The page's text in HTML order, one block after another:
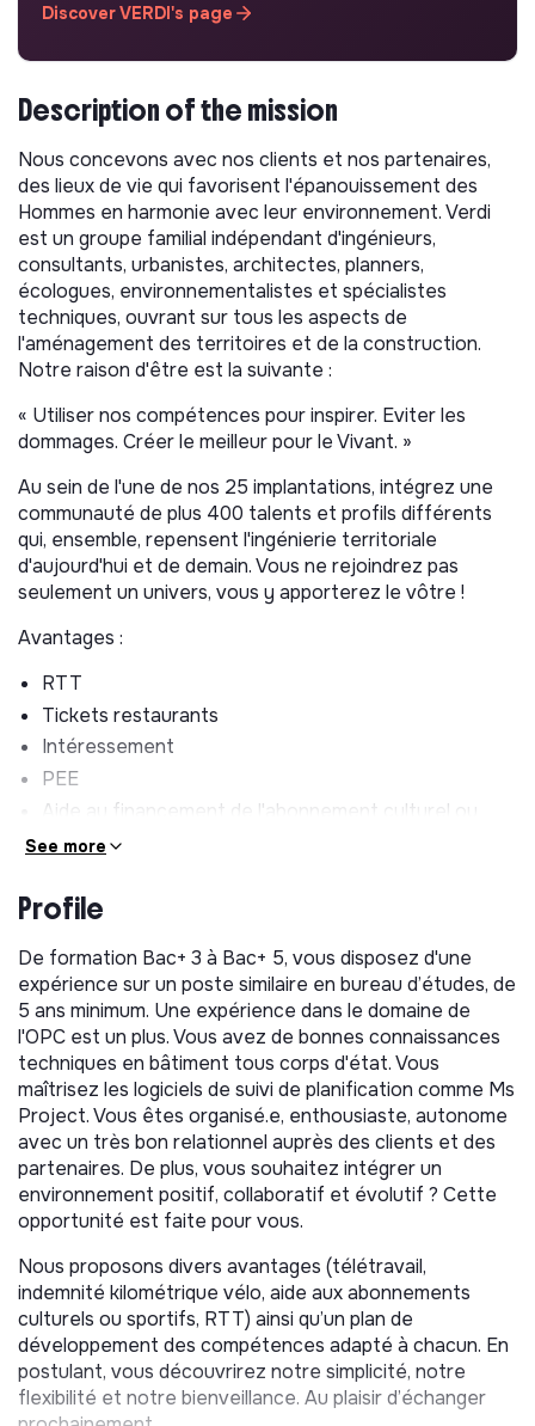
Discover VERDI's page
Description of the mission
Nous concevons avec nos clients et nos partenaires,
des lieux de vie qui favorisent l'épanouissement des
Hommes en harmonie avec leur environnement. Verdi
est un groupe familial indépendant d'ingénieurs,
consultants, urbanistes, architectes, planners,
écologues, environnementalistes et spécialistes
techniques, ouvrant sur tous les aspects de
l'aménagement des territoires et de la construction.
Notre raison d'être est la suivante :
« Utiliser nos compétences pour inspirer. Eviter les
dommages. Créer le meilleur pour le Vivant. »
Au sein de l'une de nos 25 implantations, intégrez une
communauté de plus 400 talents et profils différents
qui, ensemble, repensent l'ingénierie territoriale
d'aujourd'hui et de demain. Vous ne rejoindrez pas
seulement un univers, vous y apporterez le vôtre !
Avantages :
RTT
Tickets restaurants
Intéressement
PEE
Aide au financement de l'abonnement culturel ou
sportif
PERECO
Dans le cadre de son développement la société
Bâtiment Cœur de Francerecherche unChef de
Projet Travaux (F/H)enCDI. Le poste est basé à
Ivry-sur-Seine (94).
Accompagné.e par le Directeur et en lien direct les
ingénieurs spécialistes (fluides, structure, VRD, etc.),
vous assurez le suivi d'opérations de construction ou
de rénovation immobilière (phases DET, OPC, VISA,
AOR) sur des sujets très variés pour des missions sur
les territoires de l'Ile de France, l'Oise, l'Eure et l'Eure et
Loire et pour des donneurs d'ordre publics ou privés.
Vos principales missions consistent à assurer au sein de
l'équipe de MOE le suivi des lots architecturaux et/ou
techniques suivant les missions confiées à Verdi et de
coordonner les interventions des entreprises en
considérant les attendus architecturaux. Aussi, vous
veillez au bon déroulement des chantiers par un sens
de l’écoute et une fermeté souvent nécessaire. Vous
See more
Profile
De formation Bac+ 3 à Bac+ 5, vous disposez d'une
expérience sur un poste similaire en bureau d’études, de
5 ans minimum. Une expérience dans le domaine de
l'OPC est un plus. Vous avez de bonnes connaissances
techniques en bâtiment tous corps d'état. Vous
maîtrisez les logiciels de suivi de planification comme Ms
Project. Vous êtes organisé.e, enthousiaste, autonome
avec un très bon relationnel auprès des clients et des
partenaires. De plus, vous souhaitez intégrer un
environnement positif, collaboratif et évolutif ? Cette
opportunité est faite pour vous.
Nous proposons divers avantages (télétravail,
indemnité kilométrique vélo, aide aux abonnements
culturels ou sportifs, RTT) ainsi qu’un plan de
développement des compétences adapté à chacun. En
postulant, vous découvrirez notre simplicité, notre
flexibilité et notre bienveillance. Au plaisir d’échanger